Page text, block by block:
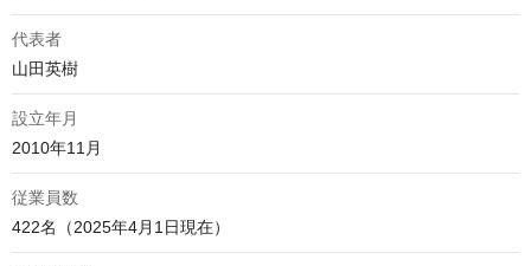
代表者
山田英樹
設立年月
2010年11月
従業員数
422名（2025年4月1日現在）